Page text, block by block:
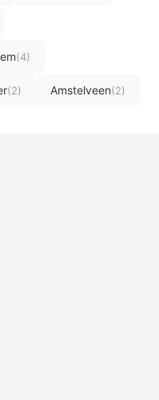
(4)
(2) Amstelveen(2)